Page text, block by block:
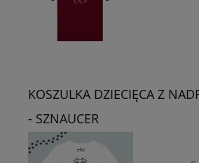
KOSZULKA DZIECIĘCA Z
- SZNAUCER